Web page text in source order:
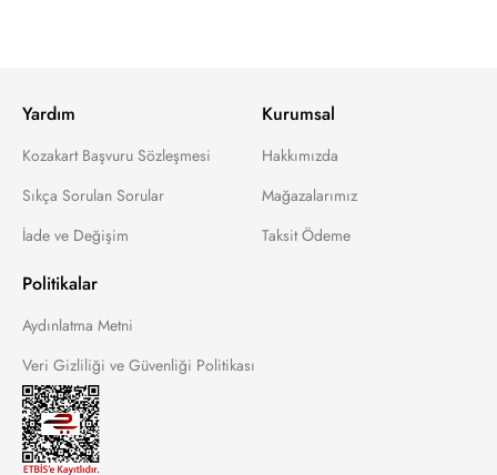
Yardım
Kozakart Başvuru Sözleşmesi
Sıkça Sorulan Sorular
İade ve Değişim
Kurumsal
Hakkımızda
Mağazalarımız
Taksit Ödeme
Politikalar
Aydınlatma Metni
Veri Gizliliği ve Güvenliği Politikası